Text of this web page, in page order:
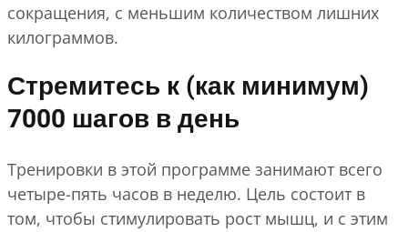
сокращения, с меньшим количеством лишних
килограммов.
Стремитесь к (как минимум)
7000 шагов в день
Тренировки в этой программе занимают всего
четыре-пять часов в неделю. Цель состоит в
том, чтобы стимулировать рост мышц, и с этим